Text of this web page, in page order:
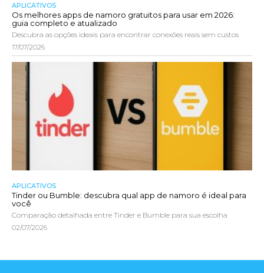
APLICATIVOS
Os melhores apps de namoro gratuitos para usar em 2026:
guia completo e atualizado
Descubra as opções ideais para encontrar conexões reais sem custos
17/07/2026
APLICATIVOS
Tinder ou Bumble: descubra qual app de namoro é ideal para
você
Comparação detalhada entre Tinder e Bumble para sua escolha
02/07/2026